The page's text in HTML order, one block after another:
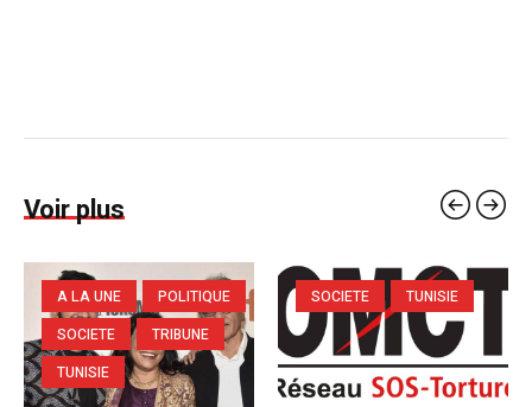
Voir plus
A LA UNE
POLITIQUE
SOCIETE
TRIBUNE
TUNISIE
SOCIETE TUNISIE